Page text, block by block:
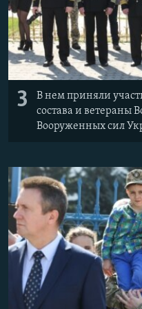
3
В нем приняли
состава и ветераны
Вооруженных сил